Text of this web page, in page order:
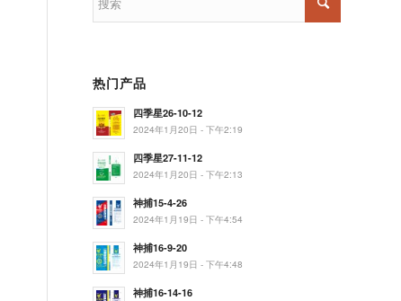
热门产品
四季星26-10-12
2024年1月20日 - 下午2:19
四季星27-11-12
2024年1月20日 - 下午2:13
神捕15-4-26
2024年1月19日 - 下午4:54
神捕16-9-20
2024年1月19日 - 下午4:48
神捕16-14-16